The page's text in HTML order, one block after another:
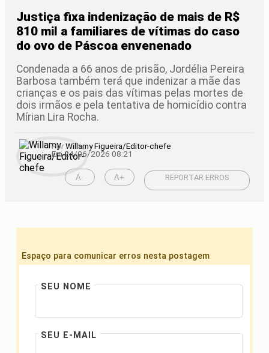
Justiça fixa indenização de mais de R$
810 mil a familiares de vítimas do caso
do ovo de Páscoa envenenado
Condenada a 66 anos de prisão, Jordélia Pereira
Barbosa também terá que indenizar a mãe das
crianças e os pais das vítimas pelas mortes de
dois irmãos e pela tentativa de homicídio contra
Mírian Lira Rocha.
PorWillamy Figueira/Editor-chefe
Em 24/06/2026 08:21
A- A+ REPORTAR ERROS
Espaço para comunicar erros nesta postagem
SEU NOME
SEU E-MAIL